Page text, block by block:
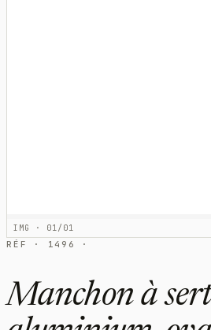
IMG · 01/01
RÉF · 1496 ·
Manchon à